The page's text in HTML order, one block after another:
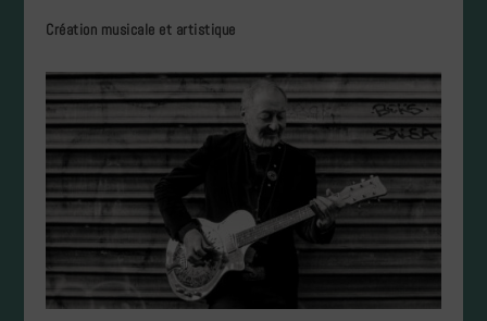
Création musicale et artistique